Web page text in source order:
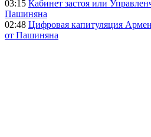
03:15 Кабинет застоя или
Пашиняна
02:48 Цифровая капитуляция
от Пашиняна